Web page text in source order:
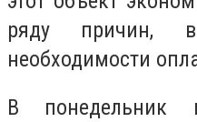
ряду причин,
необходимости
В понедельник